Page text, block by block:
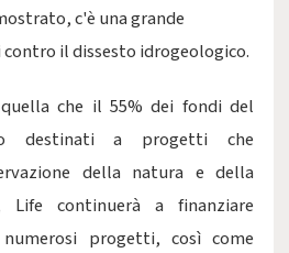
c'è una grande
il dissesto idrogeologico.
che il 55% dei fondi del
destinati a progetti che
della natura e della
Life continuerà a finanziare
progetti, così come